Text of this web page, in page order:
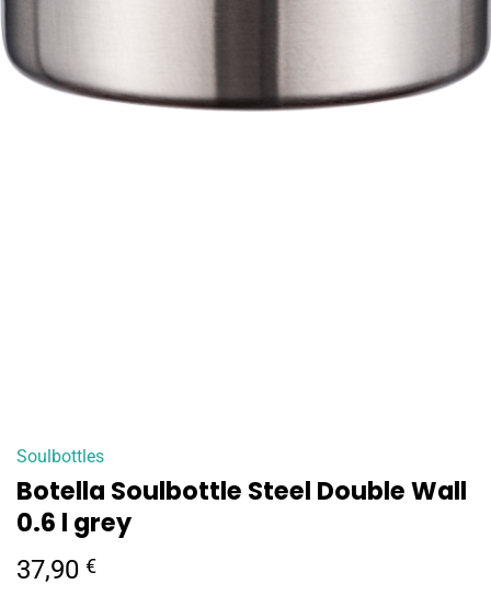
Soulbottles
Botella Soulbottle Steel Double Wall
0.6 l grey
37,90 €